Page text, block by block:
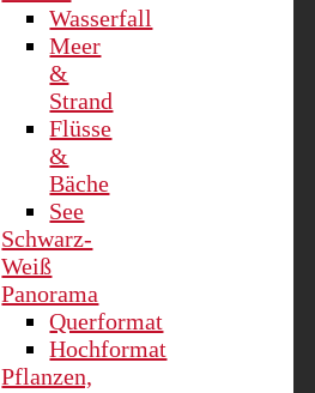
Wasserfall
Meer
&
Strand
Flüsse
&
Bäche
See
Schwarz-
Weiß
Panorama
Querformat
Hochformat
Pflanzen,